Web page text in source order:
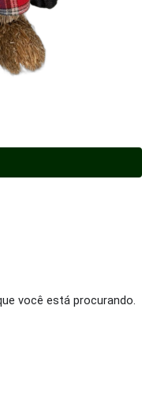
você está procurando.